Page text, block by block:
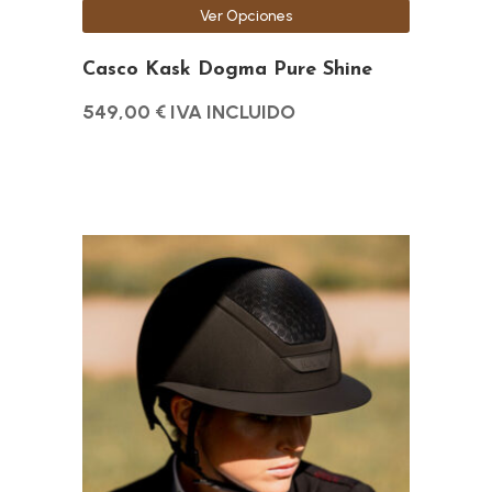
Casco Kask Dogma Pure Shine
549,00 € IVA INCLUIDO
Ver Opciones
página
de
producto
tiene
múltiples
variantes.
pueden